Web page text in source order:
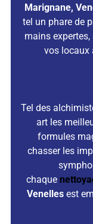
Marignane,
tel un phare de
mains expertes,
vos locaux
Tel des
art les
formules
chasser les
chaque n
Venellesest